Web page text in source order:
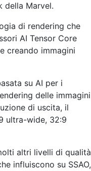
della Marvel.
di rendering che
AI Tensor Core
creando immagini
su AI per i
delle immagini
di uscita, il
ultra-wide, 32:9
altri livelli di qualità
influiscono su SSAO,